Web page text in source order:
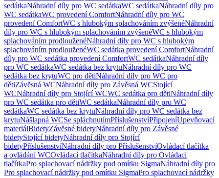
sedátkaNáhradní díly pro WC sedátkaWC sedátkaNáhradní díly pro
WC sedátkaWC provedení ComfortNáhradní díly pro WC
provedení ComfortWC s hlubokým splachováním zvýšenéNáhradní
díly pro WC s hlubokým splachováním zvýšenéWC s hlubokým
splachováním prodlouženéNáhradní díly pro WC s hlubokým
splachováním prodlouženéWC sedátka provedení ComfortNáhradní
díly pro WC sedátka provedení ComfortWC sedátkaNáhradní díly
pro WC sedátkaWC sedátka bez krytuNáhradní díly pro WC
sedátka bez krytuWC pro dětiNáhradní díly pro WC pro
dětiZávěsná WCNáhradní díly pro Závěsná WCStojící
WCNáhradní díly pro Stojící WCWC sedátka pro dětiNáhradní díly
pro WC sedátka pro dětiWC sedátkaNáhradní díly pro WC
sedátkaWC sedátka bez krytuNáhradní díly pro WC sedátka bez
krytuNášlapná WCSe spláchnutímPříslušenstvíPřipojeníUpevňovací
materiálBidetyZávěsné bidetyNáhradní díly pro Závěsné
bidetyStojící bidetyNáhradní díly pro Stojící
bidetyPříslušenstvíNáhradní díly pro PříslušenstvíOvládací tlačítka
a ovládání WCOvládací tlačítkaNáhradní díly pro Ovládací
tlačítkaPro splachovací nádržky pod omítku SigmaNáhradní díly pro
Pro splachovací nádržky pod omítku SigmaPro splachovací nádržky